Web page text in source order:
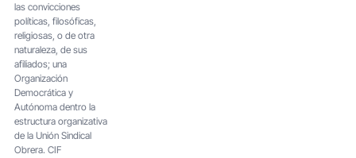
las convicciones
políticas, filosóficas,
religiosas, o de otra
naturaleza, de sus
afiliados; una
Organización
Democrática y
Autónoma dentro la
estructura organizativa
de la Unión Sindical
Obrera. CIF